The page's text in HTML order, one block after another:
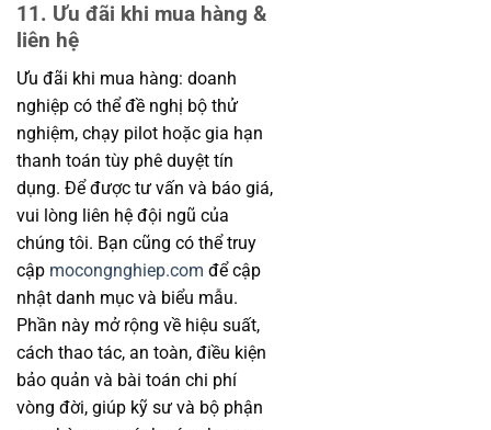
11. Ưu đãi khi mua hàng &
liên hệ
Ưu đãi khi mua hàng: doanh
nghiệp có thể đề nghị bộ thử
nghiệm, chạy pilot hoặc gia hạn
thanh toán tùy phê duyệt tín
dụng. Để được tư vấn và báo giá,
vui lòng liên hệ đội ngũ của
chúng tôi. Bạn cũng có thể truy
cập mocongnghiep.com để cập
nhật danh mục và biểu mẫu.
Phần này mở rộng về hiệu suất,
cách thao tác, an toàn, điều kiện
bảo quản và bài toán chi phí
vòng đời, giúp kỹ sư và bộ phận